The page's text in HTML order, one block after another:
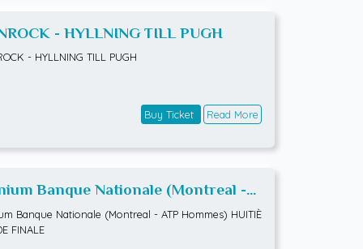
- HYLLNING TILL PUGH
- HYLLNING TILL PUGH
Buy Ticket Read More
Banque Nationale (Montreal -
Hommes) HUITIÈMES DE FINALE
Banque Nationale (Montreal - ATP Hommes) HUITIÈ
FINALE